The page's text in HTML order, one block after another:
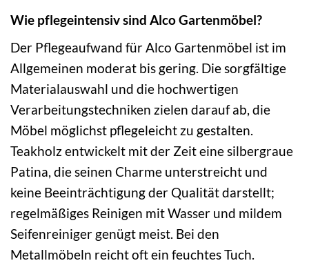
Wie pflegeintensiv sind Alco Gartenmöbel?
Der Pflegeaufwand für Alco Gartenmöbel ist im
Allgemeinen moderat bis gering. Die sorgfältige
Materialauswahl und die hochwertigen
Verarbeitungstechniken zielen darauf ab, die
Möbel möglichst pflegeleicht zu gestalten.
Teakholz entwickelt mit der Zeit eine silbergraue
Patina, die seinen Charme unterstreicht und
keine Beeinträchtigung der Qualität darstellt;
regelmäßiges Reinigen mit Wasser und mildem
Seifenreiniger genügt meist. Bei den
Metallmöbeln reicht oft ein feuchtes Tuch.